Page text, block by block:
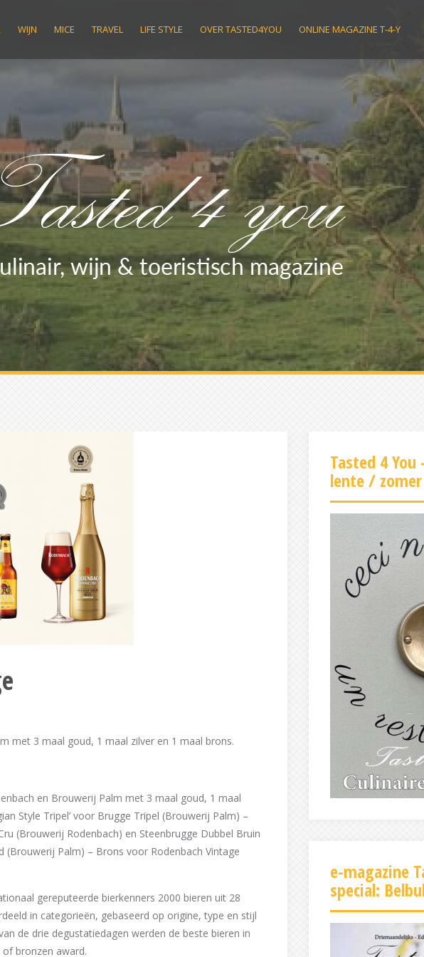
WIJN MICE TRAVEL LIFE STYLE OVER TASTED4YOU ONLINE MAGAZINE T-4-Y
met 3 maal goud, 1 maal zilver en 1 maal brons.
en Brouwerij Palm met 3 maal goud, 1 maal
Style Tripel’ voor Brugge Tripel (Brouwerij Palm) –
(Brouwerij Rodenbach) en Steenbrugge Dubbel Bruin
Palm) – Brons voor Rodenbach Vintage
gereputeerde bierkenners 2000 bieren uit 28
in categorieën, gebaseerd op origine, type en stijl
de drie degustatiedagen werden de beste bieren in
bronzen award.
Tasted 4 You
lente /
e-magazine
special: